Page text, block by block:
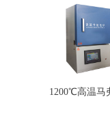
1200℃高温马